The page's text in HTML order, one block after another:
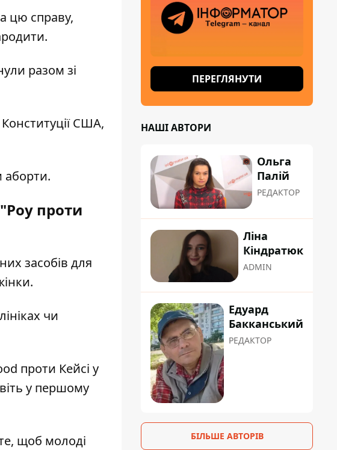
цю справу,
разом зі
США,
аборти.
проти
засобів для
чи
проти Кейсі у
у першому
щоб молоді
ПЕРЕГЛЯНУТИ
НАШІ АВТОРИ
Ольга
Палій
РЕДАКТОР
Ліна
Кіндратюк
ADMIN
Едуард
Бакканський
РЕДАКТОР
БІЛЬШЕ АВТОРІВ